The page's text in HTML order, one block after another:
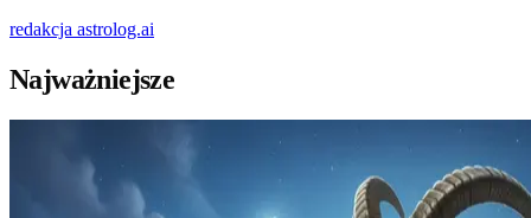
redakcja astrolog.ai
Najważniejsze